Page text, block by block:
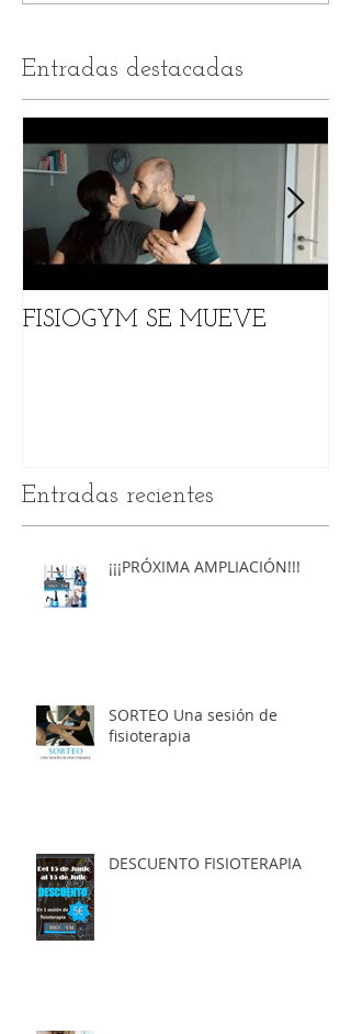
Entradas destacadas
FISIOGYM SE MUEVE
Entradas recientes
¡¡¡PRÓXIMA AMPLIACIÓN!!!
SORTEO Una sesión de
fisioterapia
DESCUENTO FISIOTERAPIA